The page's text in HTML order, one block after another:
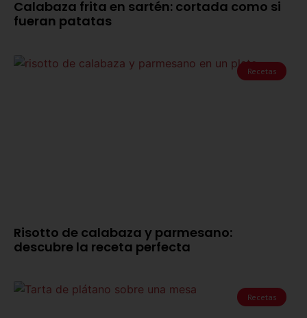
Calabaza frita en sartén: cortada como si
fueran patatas
Recetas
Risotto de calabaza y parmesano:
descubre la receta perfecta
Recetas